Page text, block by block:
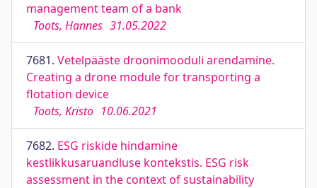
management team of a bank
Toots, Hannes 31.05.2022
7681. Vetelpääste droonimooduli arendamine.
Creating a drone module for transporting a
flotation device
Toots, Kristo 10.06.2021
7682. ESG riskide hindamine
kestlikkusaruandluse kontekstis. ESG risk
assessment in the context of sustainability